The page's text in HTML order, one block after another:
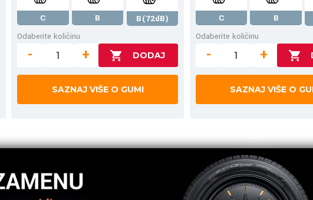
C B
B(72dB)
Odaberite količinu
- +
SAZNAJ VIŠE O GUMI
C
B
Odaberite količinu
- +
SAZNAJ VIŠE O